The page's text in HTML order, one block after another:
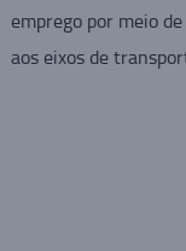
emprego por meio
aos eixos de